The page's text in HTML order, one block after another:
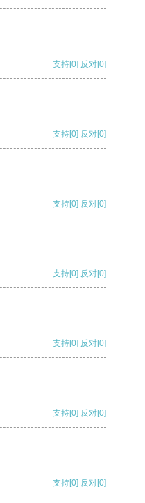
支持[0] 反对[0]
支持[0] 反对[0]
支持[0] 反对[0]
支持[0] 反对[0]
支持[0] 反对[0]
支持[0] 反对[0]
支持[0] 反对[0]